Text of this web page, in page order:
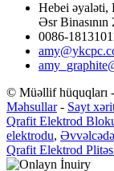
Hebei əyaləti,
Əsr Binasının
0086-
© Müəllif hüquqları
Məhsullar- Sayt
Qrafit Elektrod
elektrodu,
Qrafit Elektrod